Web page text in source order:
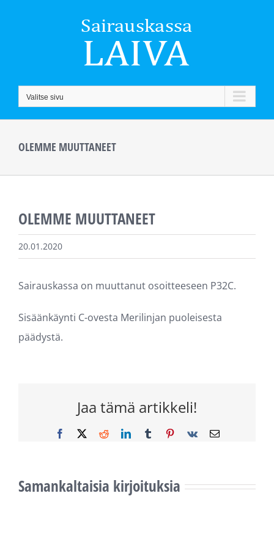
Valitse sivu
OLEMME MUUTTANEET
OLEMME MUUTTANEET
20.01.2020
Sairauskassa on muuttanut osoitteeseen P32C.
Sisäänkäynti C-ovesta Merilinjan puoleisesta
päädystä.
Jaa tämä artikkeli!
Facebook
X RedditLinkedInTumblrPinterest
Vk Sähköposti
Samankaltaisia kirjoituksia